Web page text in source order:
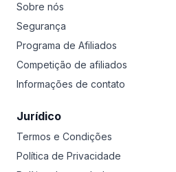
Sobre nós
Segurança
Programa de Afiliados
Competição de afiliados
Informações de contato
Jurídico
Termos e Condições
Política de Privacidade